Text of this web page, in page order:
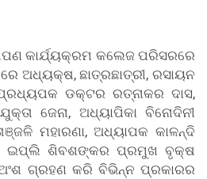
କାର୍ଯ୍ୟକ୍ରମ କଲେଜ ପରିସରରେ
ଅଧ୍ୟକ୍ଷ, ଛାତ୍ରଛାତ୍ରୀ, ରସାୟନ
ଡକ୍ଟର ରତ୍ନାକର ଦାସ,
ଜେନା, ଅଧ୍ୟାପିକା ବିନୋଦିନୀ
ମହାରଣା, ଅଧ୍ୟାପକ କାଳନ୍ଦି
ଇପ୍ଲି ଶିବଶଙ୍କର ପ୍ରମୁଖ ବୃକ୍ଷ
ଗ୍ରହଣ କରି ବିଭିନ୍ନ ପ୍ରକାରର